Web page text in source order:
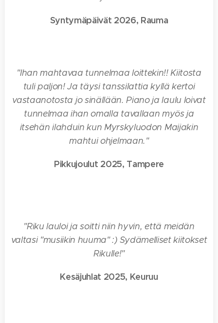
Syntymäpäivät 2026, Rauma
"Ihan mahtavaa tunnelmaa loittekin!! Kiitosta
tuli paljon! Ja täysi tanssilattia kyllä kertoi
vastaanotosta jo sinällään. Piano ja laulu loivat
tunnelmaa ihan omalla tavallaan myös ja
itsehän ilahduin kun Myrskyluodon Maijakin
mahtui ohjelmaan."
Pikkujoulut 2025, Tampere
"Riku lauloi ja soitti niin hyvin, että meidän
valtasi "musiikin huuma" :) Sydämelliset kiitokset
Rikulle!"
Kesäjuhlat 2025, Keuruu